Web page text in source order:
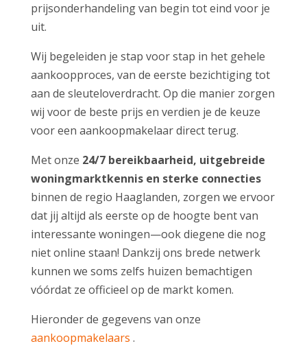
prijsonderhandeling van begin tot eind voor je
uit.
Wij begeleiden je stap voor stap in het gehele
aankoopproces, van de eerste bezichtiging tot
aan de sleuteloverdracht. Op die manier zorgen
wij voor de beste prijs en verdien je de keuze
voor een aankoopmakelaar direct terug.
Met onze 24/7 bereikbaarheid, uitgebreide
woningmarktkennis en sterke connecties
binnen de regio Haaglanden, zorgen we ervoor
dat jij altijd als eerste op de hoogte bent van
interessante woningen—ook diegene die nog
niet online staan! Dankzij ons brede netwerk
kunnen we soms zelfs huizen bemachtigen
vóórdat ze officieel op de markt komen.
Hieronder de gegevens van onze
aankoopmakelaars .